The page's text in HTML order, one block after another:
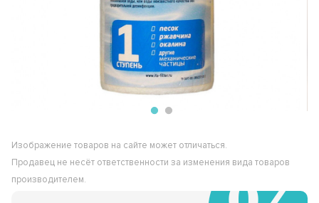
Изображение товаров на сайте может отличаться.
Продавец не несёт ответственности за изменения вида товаров
производителем.